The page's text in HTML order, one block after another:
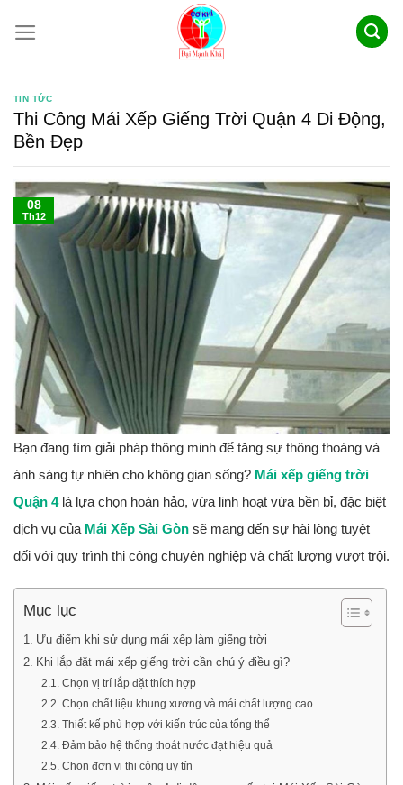
TIN TỨC
Thi Công Mái Xếp Giếng Trời Quận 4 Di Động,
Bền Đẹp
08
Th12
Bạn đang tìm giải pháp thông minh để tăng sự thông thoáng và
ánh sáng tự nhiên cho không gian sống? Mái xếp giếng trời
Quận 4là lựa chọn hoàn hảo, vừa linh hoạt vừa bền bỉ, đặc biệt
dịch vụ của Mái Xếp Sài Gòn sẽ mang đến sự hài lòng tuyệt
đối với quy trình thi công chuyên nghiệp và chất lượng vượt trội.
Mục lục
Ưu điểm khi sử dụng mái xếp làm giếng trời
Khi lắp đặt mái xếp giếng trời cần chú ý điều gì?
Chọn vị trí lắp đặt thích hợp
Chọn chất liệu khung xương và mái chất lượng cao
Thiết kế phù hợp với kiến trúc của tổng thể
Đảm bảo hệ thống thoát nước đạt hiệu quả
Chọn đơn vị thi công uy tín